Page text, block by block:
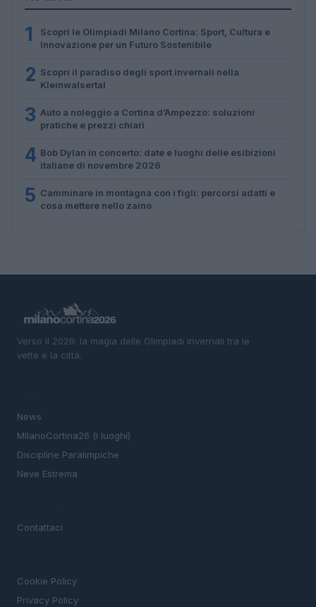
1
Scopri le Olimpiadi Milano Cortina: Sport, Cultura e
Innovazione per un Futuro Sostenibile
2 Scopri il paradiso degli sport invernali nella
Kleinwalsertal
3 Auto a noleggio a Cortina d’Ampezzo: soluzioni
pratiche e prezzi chiari
4 Bob Dylan in concerto: date e luoghi delle esibizioni
italiane di novembre 2026
5 Camminare in montagna con i figli: percorsi adatti e
cosa mettere nello zaino
Verso il 2026: la magia delle Olimpiadi invernali tra le
vette e la città.
News
MIlanoCortina26 (i luoghi)
Discipline Paralimpiche
Neve Estrema
Contattaci
Cookie Policy
Privacy Policy